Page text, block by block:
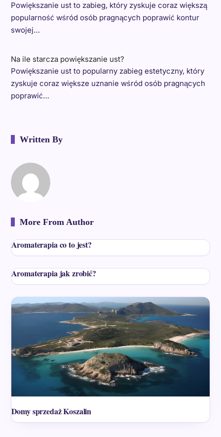
Powiększanie ust to zabieg, który zyskuje coraz większą
popularność wśród osób pragnących poprawić kontur
swojej…
Na ile starcza powiększanie ust?
Powiększanie ust to popularny zabieg estetyczny, który
zyskuje coraz większe uznanie wśród osób pragnących
poprawić…
Written By
More From Author
Aromaterapia co to jest?
Aromaterapia jak zrobić?
Domy sprzedaż Koszalin